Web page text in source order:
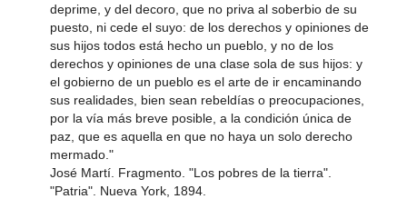
deprime, y del decoro, que no priva al soberbio de su
puesto, ni cede el suyo: de los derechos y opiniones de
sus hijos todos está hecho un pueblo, y no de los
derechos y opiniones de una clase sola de sus hijos: y
el gobierno de un pueblo es el arte de ir encaminando
sus realidades, bien sean rebeldías o preocupaciones,
por la vía más breve posible, a la condición única de
paz, que es aquella en que no haya un solo derecho
mermado."
José Martí. Fragmento. "Los pobres de la tierra".
"Patria". Nueva York, 1894.